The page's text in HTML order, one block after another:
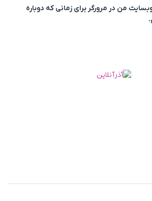
من در مرورگر برای زمانی که دوباره